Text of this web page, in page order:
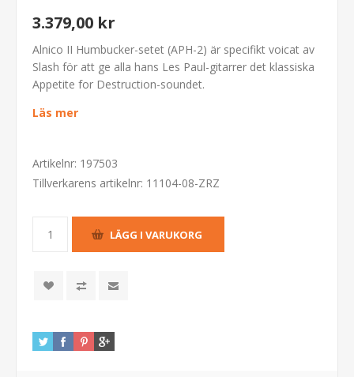
3.379,00 kr
Alnico II Humbucker-setet (APH-2) är specifikt voicat av
Slash för att ge alla hans Les Paul-gitarrer det klassiska
Appetite for Destruction-soundet.
Läs mer
Artikelnr: 197503
Tillverkarens artikelnr: 11104-08-ZRZ